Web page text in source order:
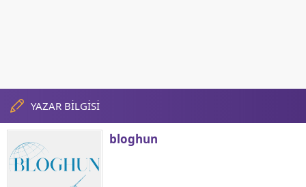
YAZAR BİLGİSİ
bloghun